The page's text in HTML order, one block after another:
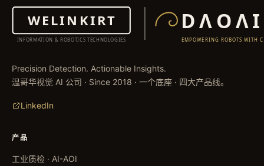
Precision Detection. Actionable Insights.
温哥华视觉 AI 公司 · Since 2018 · 一个底座 · 四大产品线。
LinkedIn
产品
工业质检 · AI-AOI